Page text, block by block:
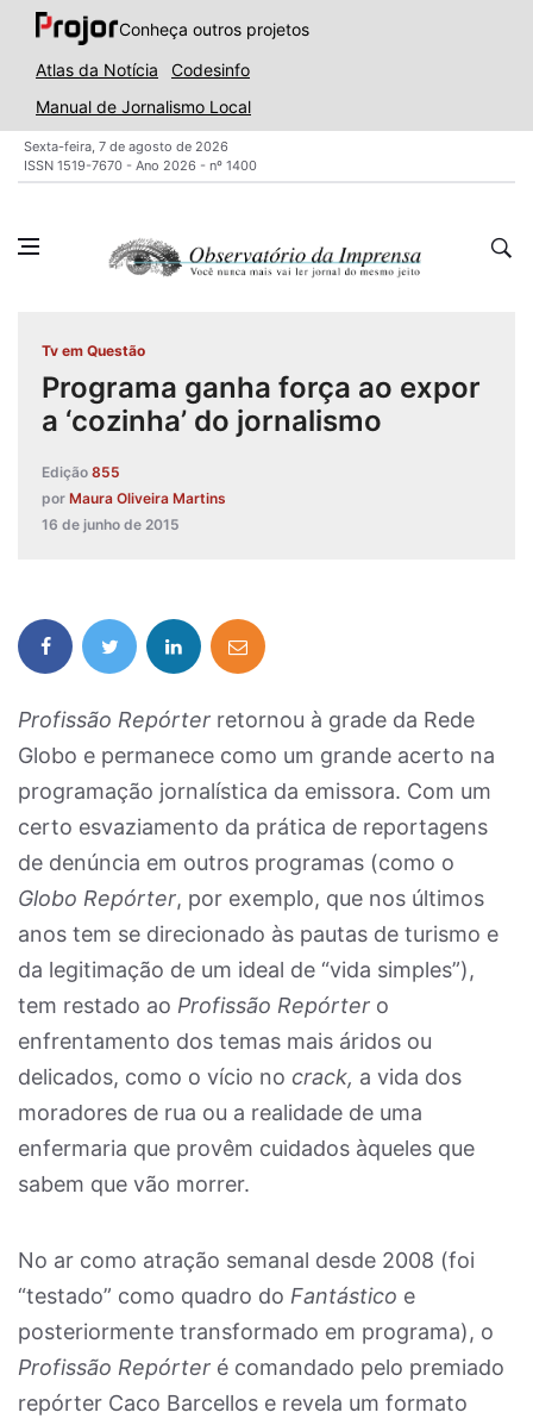
Conheça outros projetos
Atlas da Notícia
Codesinfo
Manual de Jornalismo Local
Sexta-feira, 7 de agosto de 2026
ISSN 1519-7670 - Ano 2026 - nº 1400
Tv em Questão
Programa ganha força ao expor
a ‘cozinha’ do jornalismo
Edição 855
por Maura Oliveira Martins
16 de junho de 2015
Profissão Repórter retornou à grade da Rede
Globo e permanece como um grande acerto na
programação jornalística da emissora. Com um
certo esvaziamento da prática de reportagens
de denúncia em outros programas (como o
Globo Repórter, por exemplo, que nos últimos
anos tem se direcionado às pautas de turismo e
da legitimação de um ideal de “vida simples”),
tem restado ao Profissão Repórter o
enfrentamento dos temas mais áridos ou
delicados, como o vício no crack, a vida dos
moradores de rua ou a realidade de uma
enfermaria que provêm cuidados àqueles que
sabem que vão morrer.
No ar como atração semanal desde 2008 (foi
“testado” como quadro do Fantástico e
posteriormente transformado em programa), o
Profissão Repórter é comandado pelo premiado
repórter Caco Barcellos e revela um formato